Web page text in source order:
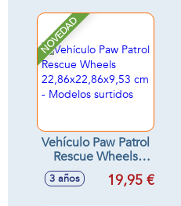
NOVEDAD
Vehículo Paw Patrol
Rescue Wheels
22,86x22,86x9,53
cm - Modelos
3 años 19,95 €